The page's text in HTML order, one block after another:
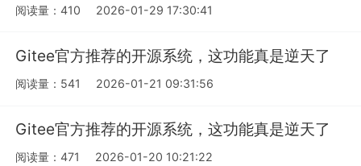
阅读量：410 2026-01-29 17:30:41
Gitee官方推荐的开源系统，这功能真是逆天了
阅读量：541 2026-01-21 09:31:56
Gitee官方推荐的开源系统，这功能真是逆天了
阅读量：471 2026-01-20 10:21:22